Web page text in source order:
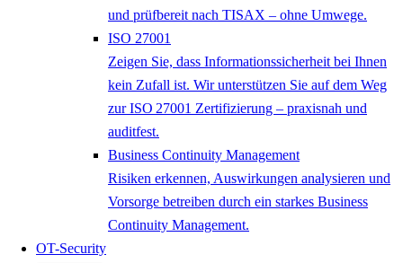
und prüfbereit nach TISAX – ohne Umwege.
ISO 27001
Zeigen Sie, dass Informationssicherheit bei Ihnen
kein Zufall ist. Wir unterstützen Sie auf dem Weg
zur ISO 27001 Zertifizierung – praxisnah und
auditfest.
Business Continuity Management
Risiken erkennen, Auswirkungen analysieren und
Vorsorge betreiben durch ein starkes Business
Continuity Management.
OT-Security